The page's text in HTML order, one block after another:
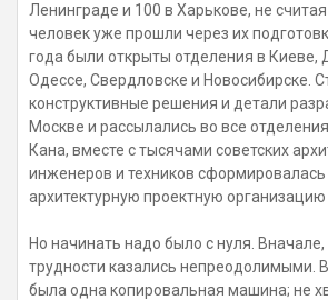
Ленинграде и 100 в Харькове, не
человек уже прошли через их
года были открыты отделения в Киеве,
Одессе, Свердловске и Новосибирске.
конструктивные решения и детали
Москве и рассылались во все
Кана, вместе с тысячами советских
инженеров и техников
архитектурную проектную организацию
Но начинать надо было с нуля.
трудности казались непреодолимыми.
была одна копировальная машина; не